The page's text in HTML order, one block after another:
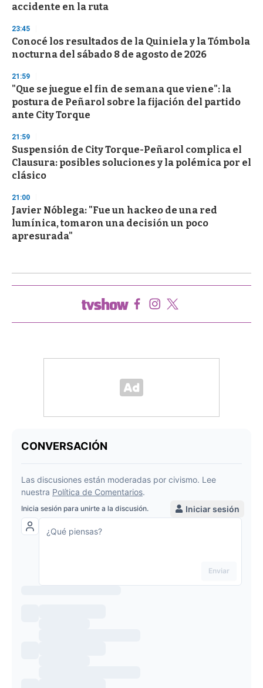
accidente en la ruta
23:45
Conocé los resultados de la Quiniela y la Tómbola
nocturna del sábado 8 de agosto de 2026
21:59
"Que se juegue el fin de semana que viene": la
postura de Peñarol sobre la fijación del partido
ante City Torque
21:59
Suspensión de City Torque-Peñarol complica el
Clausura: posibles soluciones y la polémica por el
clásico
21:00
Javier Nóblega: "Fue un hackeo de una red
lumínica, tomaron una decisión un poco
apresurada"